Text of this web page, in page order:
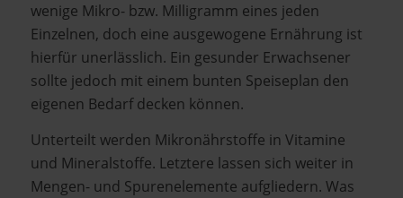
wenige Mikro- bzw. Milligramm eines jeden
Einzelnen, doch eine ausgewogene Ernährung ist
hierfür unerlässlich. Ein gesunder Erwachsener
sollte jedoch mit einem bunten Speiseplan den
eigenen Bedarf decken können.
Unterteilt werden Mikronährstoffe in Vitamine
und Mineralstoffe. Letztere lassen sich weiter in
Mengen- und Spurenelemente aufgliedern. Was